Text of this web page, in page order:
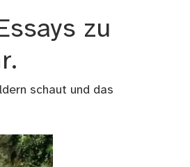
zu
schaut und das